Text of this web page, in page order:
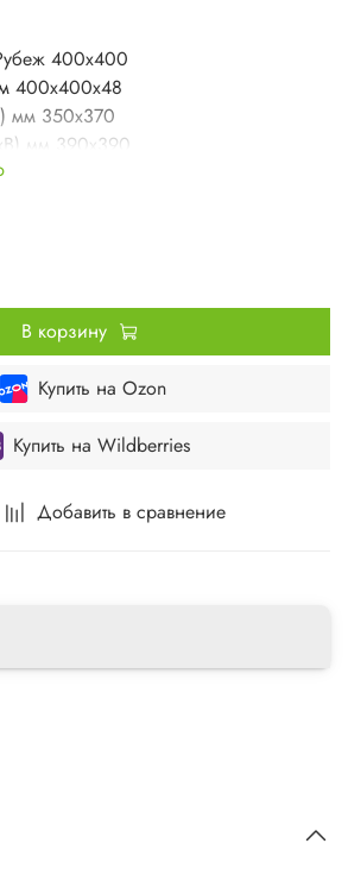
Добавить в сравнение
400х400
400х400х48
мм 350х370
мм 390х390
В корзину
Купить на Ozon
Купить на Wildberries